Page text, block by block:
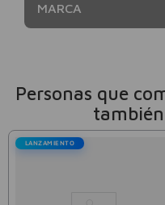
MARCA
Personas que
LANZAMIENTO